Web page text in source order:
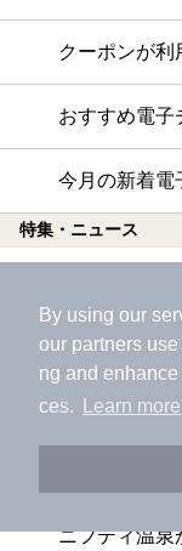
By using our
our partners
ng and
ces.
Learn more
クーポンが利
おすすめ電子
今月の新着電
特集・ニュース
体験レポート
口コミを見る
ニフティ温泉